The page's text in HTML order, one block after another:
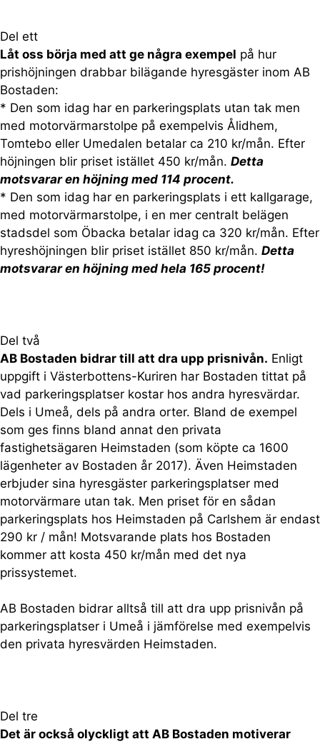
Del ett
Låt oss börja med att ge några exempel på hur
prishöjningen drabbar bilägande hyresgäster inom AB
Bostaden:
* Den som idag har en parkeringsplats utan tak men
med motorvärmarstolpe på exempelvis Ålidhem,
Tomtebo eller Umedalen betalar ca 210 kr/mån. Efter
höjningen blir priset istället 450 kr/mån. Detta
motsvarar en höjning med 114 procent.
* Den som idag har en parkeringsplats i ett kallgarage,
med motorvärmarstolpe, i en mer centralt belägen
stadsdel som Öbacka betalar idag ca 320 kr/mån. Efter
hyreshöjningen blir priset istället 850 kr/mån. Detta
motsvarar en höjning med hela 165 procent!
Del två
AB Bostaden bidrar till att dra upp prisnivån. Enligt
uppgift i Västerbottens-Kuriren har Bostaden tittat på
vad parkeringsplatser kostar hos andra hyresvärdar.
Dels i Umeå, dels på andra orter. Bland de exempel
som ges finns bland annat den privata
fastighetsägaren Heimstaden (som köpte ca 1600
lägenheter av Bostaden år 2017). Även Heimstaden
erbjuder sina hyresgäster parkeringsplatser med
motorvärmare utan tak. Men priset för en sådan
parkeringsplats hos Heimstaden på Carlshem är endast
290 kr / mån! Motsvarande plats hos Bostaden
kommer att kosta 450 kr/mån med det nya
prissystemet.
AB Bostaden bidrar alltså till att dra upp prisnivån på
parkeringsplatser i Umeå i jämförelse med exempelvis
den privata hyresvärden Heimstaden.
Del tre
Det är också olyckligt att AB Bostaden motiverar